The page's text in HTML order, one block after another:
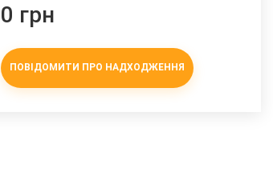
0 грн
ПОВІДОМИТИ ПРО НАДХОДЖЕННЯ